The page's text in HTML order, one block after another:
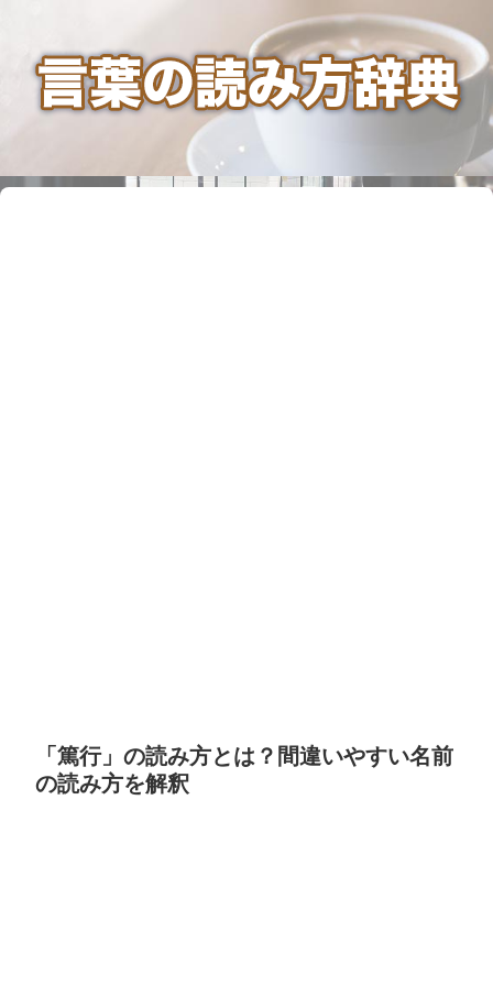
「篤行」の読み方とは？間違いやすい名前
の読み方を解釈